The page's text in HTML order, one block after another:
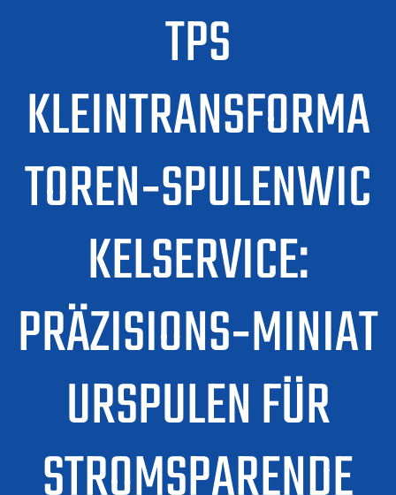
TPS
KLEINTRANSFORMA
TOREN‑SPULENWIC
KELSERVICE:
PRÄZISIONS‑MINIAT
URSPULEN FÜR